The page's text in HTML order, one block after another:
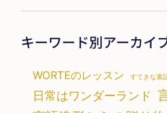
キーワード別アーカイ
WORTEのレッスン すてきな素
日常はワンダーランド